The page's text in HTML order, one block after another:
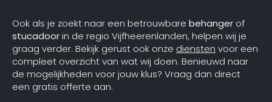
Ook als je zoekt naar een betrouwbare behanger of
stucadoorin de regio Vijfheerenlanden, helpen wij je
graag verder. Bekijk gerust ook onze diensten voor een
compleet overzicht van wat wij doen. Benieuwd naar
de mogelijkheden voor jouw klus? Vraag dan direct
een gratis offerte aan.